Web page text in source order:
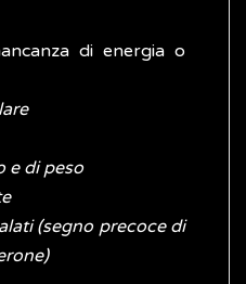
di energia o
e di peso
(segno precoce di